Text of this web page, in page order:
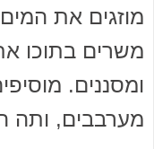
מוזגים את
ומסננים.
מערבבים, ותה